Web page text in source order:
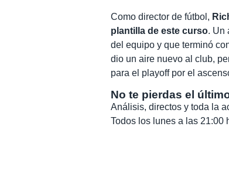
Como director de fútbol,
plantilla de este curso. Un
del equipo y que terminó
dio un aire nuevo al club,
para el playoff por el
No te pierdas el
Análisis, directos y toda la
Todos los lunes a las 21:00